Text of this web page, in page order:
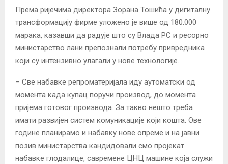
Према ријечима директора Зорана Тошића у дигиталну
трансформацију фирме уложено је више од 180.000
марака, казавши да радује што су Влада РС и ресорно
министарство лани препознали потребу привредника
који су интензивно улагали у нове технологије.
– Све набавке репроматеријала иду аутоматски од
момента када купац поручи производ, до момента
пријема готовог производа. За такво нешто треба
имати развијен систем комуникације који кошта. Ове
године планирамо и набавку нове опреме и на јавни
позив министарства кандидовали смо пројекат
набавке глодалице, савремене ЦНЦ машине која служи